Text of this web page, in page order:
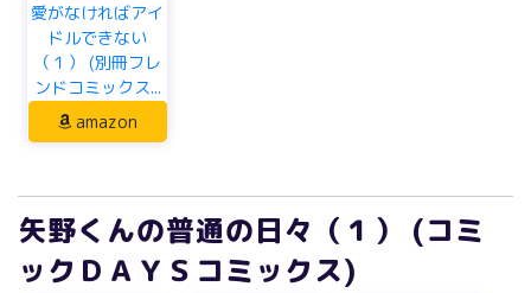
愛がなければアイ
ドルできない
（１） (別冊フレ
ンドコミックス...
amazon
矢野くんの普通の日々（１） (コミ
ックＤＡＹＳコミックス)